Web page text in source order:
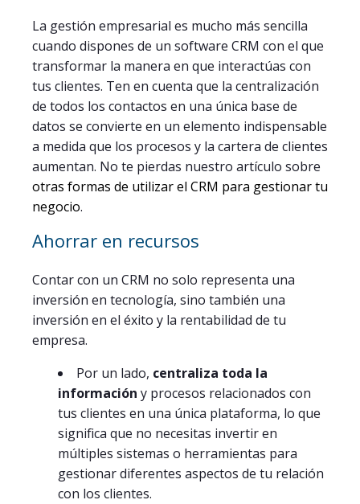
La gestión empresarial es mucho más sencilla
cuando dispones de un software CRM con el que
transformar la manera en que interactúas con
tus clientes. Ten en cuenta que la centralización
de todos los contactos en una única base de
datos se convierte en un elemento indispensable
a medida que los procesos y la cartera de clientes
aumentan. No te pierdas nuestro artículo sobre
otras formas de utilizar el CRM para gestionar tu
negocio.
Ahorrar en recursos
Contar con un CRM no solo representa una
inversión en tecnología, sino también una
inversión en el éxito y la rentabilidad de tu
empresa.
Por un lado, centraliza toda la
información y procesos relacionados con
tus clientes en una única plataforma, lo que
significa que no necesitas invertir en
múltiples sistemas o herramientas para
gestionar diferentes aspectos de tu relación
con los clientes.